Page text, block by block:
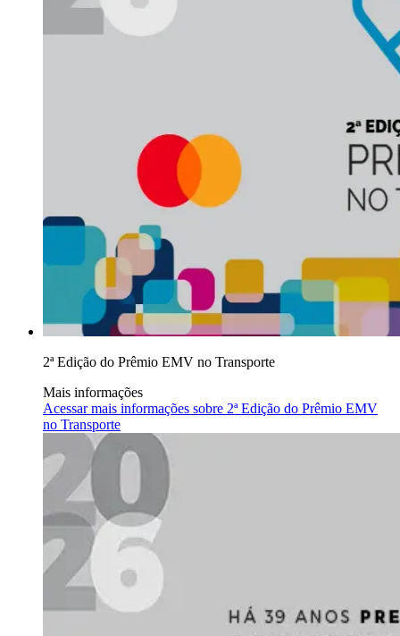
2ª Edição do Prêmio EMV no Transporte
Mais informações
Acessar mais informações sobre 2ª Edição do Prêmio EMV
no Transporte